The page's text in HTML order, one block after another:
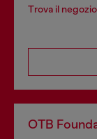
Trova il
OTB